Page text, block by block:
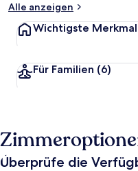
Alle anzeigen
Wichtigste
Für Familien (6)
Überprüfe die